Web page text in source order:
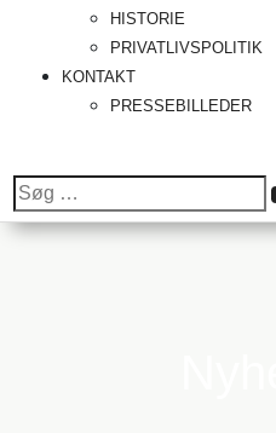
HISTORIE
PRIVATLIVSPOLITIK
KONTAKT
PRESSEBILLEDER
Søg
efter: